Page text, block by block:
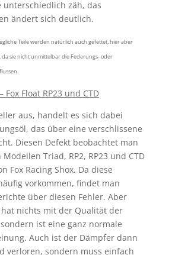
unterschiedlich zäh, das
ändert sich deutlich.
Teile werden natürlich auch gefettet, hier aber
sie nicht unmittelbar die Federungs- oder
Fox Float RP23 und CTD
aus, handelt es sich dabei
das über eine verschlissene
Diesen Defekt beobachtet man
Triad, RP2, RP23 und CTD
Fox Racing Shox. Da diese
vorkommen, findet man
über diesen Fehler. Aber
hat nichts mit der Qualität der
ist eine ganz normale
Auch ist der Dämpfer dann
verloren, sondern muss einfach